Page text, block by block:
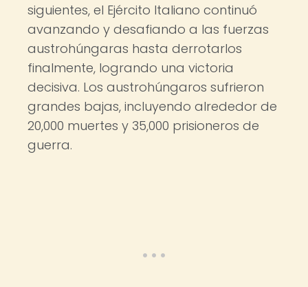
siguientes, el Ejército Italiano continuó
avanzando y desafiando a las fuerzas
austrohúngaras hasta derrotarlos
finalmente, logrando una victoria
decisiva. Los austrohúngaros sufrieron
grandes bajas, incluyendo alrededor de
20,000 muertes y 35,000 prisioneros de
guerra.